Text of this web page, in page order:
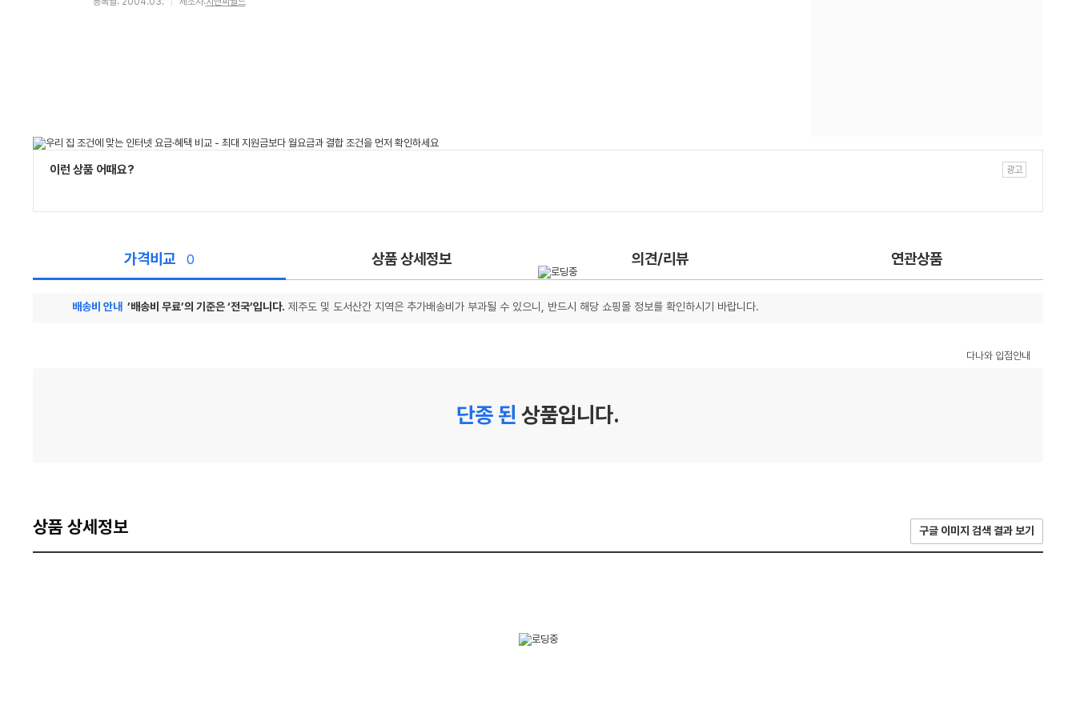
이런 상품 어때요?
가격비교 0 상품 상세정보 의견/리뷰 연관상품
배송비 안내 ’배송비 무료’의 기준은 ‘전국’입니다. 제주도 및 도서산간 지역은 추가배송비가 부과될 수 있으니, 반드시 해당 쇼핑몰 정보를 확인하시기 바랍니다.
다나와 입점안내
단종 된 상품입니다.
상품 상세정보 구글 이미지 검색 결과 보기